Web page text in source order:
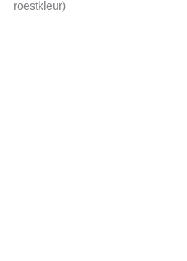
roestkleur)
Gefeliciteerd